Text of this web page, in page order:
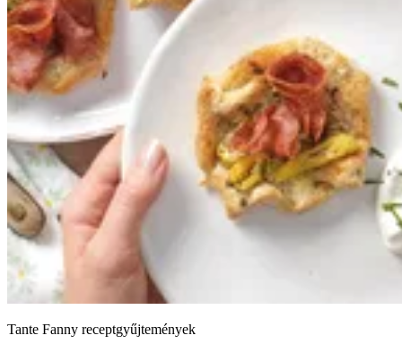
Tante Fanny receptgyűjtemények